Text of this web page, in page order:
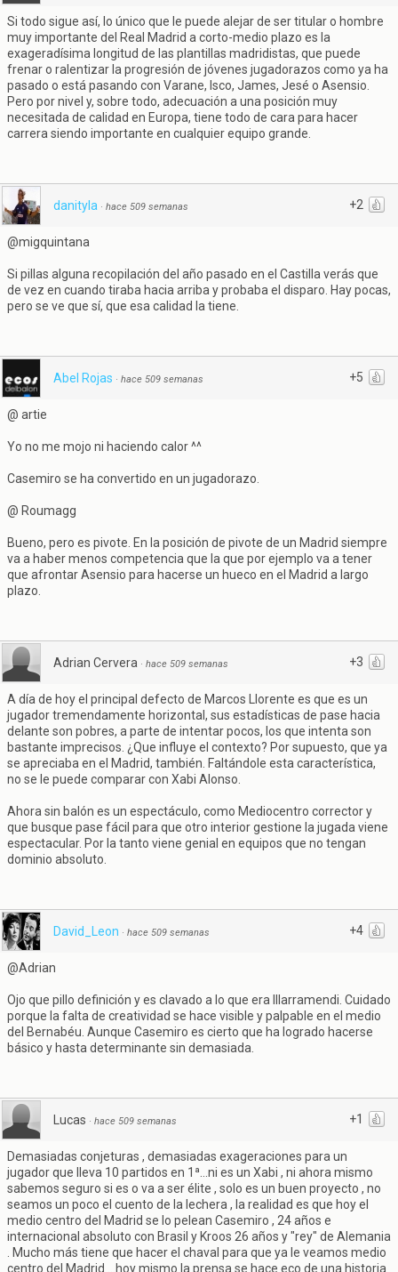
Si todo sigue así, lo único que le puede alejar de ser titular o hombre
muy importante del Real Madrid a corto-medio plazo es la
exageradísima longitud de las plantillas madridistas, que puede
frenar o ralentizar la progresión de jóvenes jugadorazos como ya ha
pasado o está pasando con Varane, Isco, James, Jesé o Asensio.
Pero por nivel y, sobre todo, adecuación a una posición muy
necesitada de calidad en Europa, tiene todo de cara para hacer
carrera siendo importante en cualquier equipo grande.
+2
danityla · hace 509 semanas
@migquintana
Si pillas alguna recopilación del año pasado en el Castilla verás que
de vez en cuando tiraba hacia arriba y probaba el disparo. Hay pocas,
pero se ve que sí, que esa calidad la tiene.
+5
Abel Rojas · hace 509 semanas
@ artie
Yo no me mojo ni haciendo calor ^^
Casemiro se ha convertido en un jugadorazo.
@ Roumagg
Bueno, pero es pivote. En la posición de pivote de un Madrid siempre
va a haber menos competencia que la que por ejemplo va a tener
que afrontar Asensio para hacerse un hueco en el Madrid a largo
plazo.
+3
Adrian Cervera · hace 509 semanas
A día de hoy el principal defecto de Marcos Llorente es que es un
jugador tremendamente horizontal, sus estadísticas de pase hacia
delante son pobres, a parte de intentar pocos, los que intenta son
bastante imprecisos. ¿Que influye el contexto? Por supuesto, que ya
se apreciaba en el Madrid, también. Faltándole esta característica,
no se le puede comparar con Xabi Alonso.
Ahora sin balón es un espectáculo, como Mediocentro corrector y
que busque pase fácil para que otro interior gestione la jugada viene
espectacular. Por la tanto viene genial en equipos que no tengan
dominio absoluto.
+4
David_Leon · hace 509 semanas
@Adrian
Ojo que pillo definición y es clavado a lo que era Illarramendi. Cuidado
porque la falta de creatividad se hace visible y palpable en el medio
del Bernabéu. Aunque Casemiro es cierto que ha logrado hacerse
básico y hasta determinante sin demasiada.
+1
Lucas · hace 509 semanas
Demasiadas conjeturas , demasiadas exageraciones para un
jugador que lleva 10 partidos en 1ª...ni es un Xabi , ni ahora mismo
sabemos seguro si es o va a ser élite , solo es un buen proyecto , no
seamos un poco el cuento de la lechera , la realidad es que hoy el
medio centro del Madrid se lo pelean Casemiro , 24 años e
internacional absoluto con Brasil y Kroos 26 años y "rey" de Alemania
. Mucho más tiene que hacer el chaval para que ya le veamos medio
centro del Madrid ...hoy mismo la prensa se hace eco de una historia